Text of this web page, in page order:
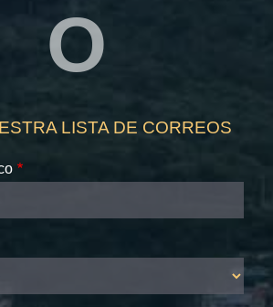
O
LISTA DE CORREOS